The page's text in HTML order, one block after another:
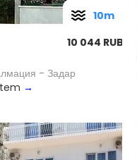
10 044 RUB
- Задар
→
10m